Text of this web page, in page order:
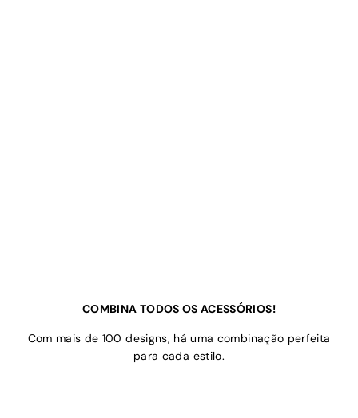
COMBINA TODOS OS ACESSÓRIOS!
Com mais de 100 designs, há uma combinação perfeita
para cada estilo.